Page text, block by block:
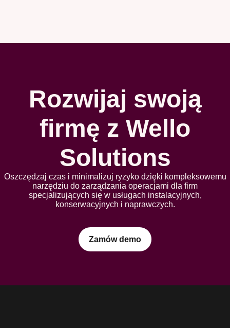
Rozwijaj swoją
firmę z Wello
Solutions
Oszczędzaj czas i minimalizuj ryzyko dzięki kompleksowemu
narzędziu do zarządzania operacjami dla firm
specjalizujących się w usługach instalacyjnych,
konserwacyjnych i naprawczych.
Zamów demo